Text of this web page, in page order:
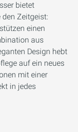
bietet
den Zeitgeist:
einen
aus
Design hebt
auf ein neues
mit einer
in jedes